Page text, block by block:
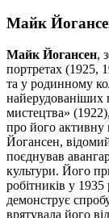
Майк
Майк Йогансен,
портретах (1925,
та у родинному
найерудованіших
мистецтва»
про його активну
Йогансен,
поєднував
культури. Його
робітників у
демонструє
врятувала його